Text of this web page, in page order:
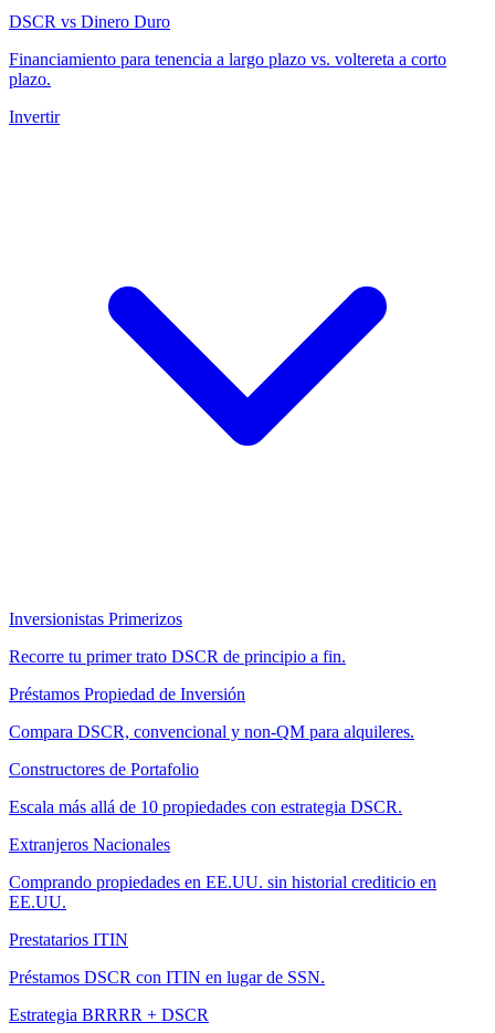
DSCR vs Dinero Duro
Financiamiento para tenencia a largo plazo vs. voltereta a corto
plazo.
Invertir
Inversionistas Primerizos
Recorre tu primer trato DSCR de principio a fin.
Préstamos Propiedad de Inversión
Compara DSCR, convencional y non-QM para alquileres.
Constructores de Portafolio
Escala más allá de 10 propiedades con estrategia DSCR.
Extranjeros Nacionales
Comprando propiedades en EE.UU. sin historial crediticio en
EE.UU.
Prestatarios ITIN
Préstamos DSCR con ITIN en lugar de SSN.
Estrategia BRRRR + DSCR